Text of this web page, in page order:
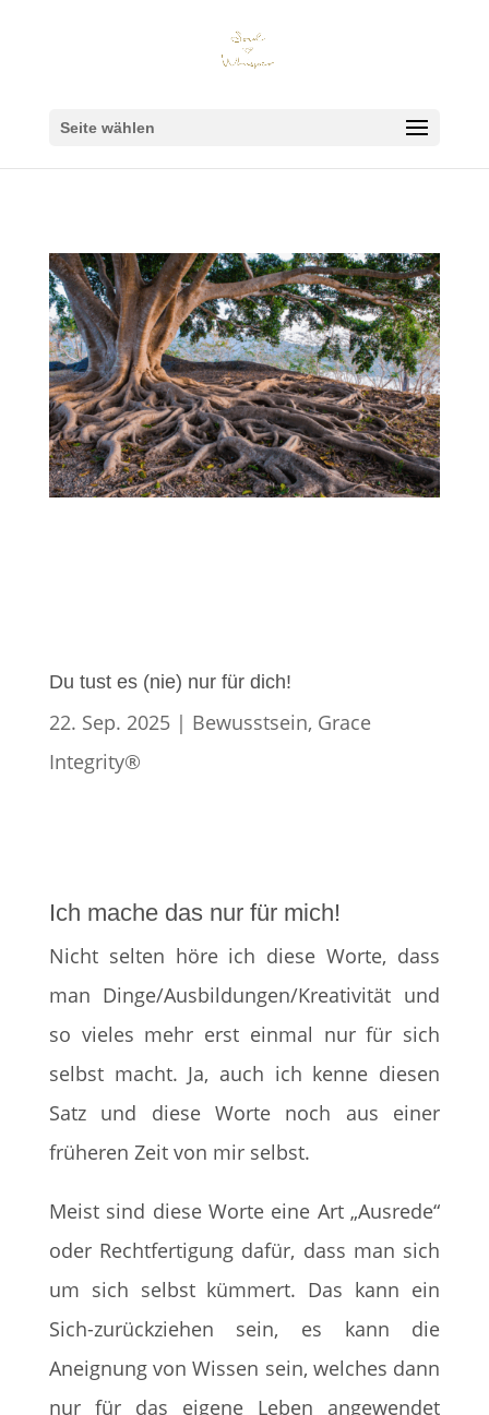
Seite wählen
Du tust es (nie) nur für dich!
22. Sep. 2025| Bewusstsein, Grace
Integrity®
Ich mache das nur für mich!
Nicht selten höre ich diese Worte, dass
man Dinge/Ausbildungen/Kreativität und
so vieles mehr erst einmal nur für sich
selbst macht. Ja, auch ich kenne diesen
Satz und diese Worte noch aus einer
früheren Zeit von mir selbst.
Meist sind diese Worte eine Art „Ausrede“
oder Rechtfertigung dafür, dass man sich
um sich selbst kümmert. Das kann ein
Sich-zurückziehen sein, es kann die
Aneignung von Wissen sein, welches dann
nur für das eigene Leben angewendet